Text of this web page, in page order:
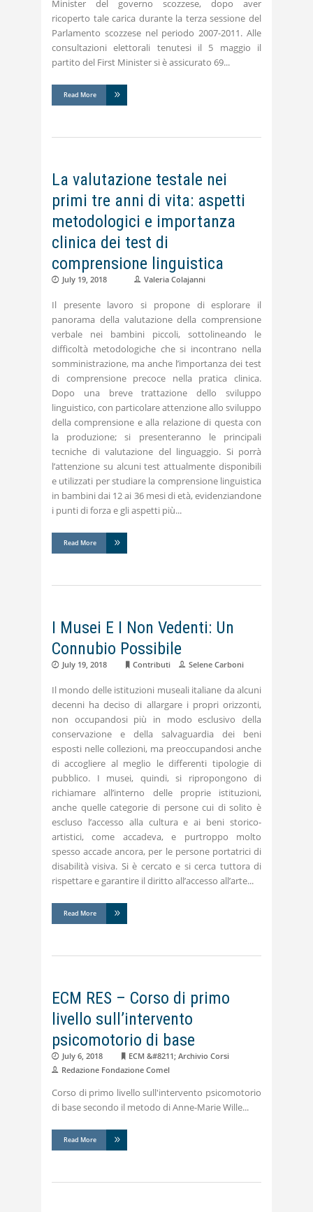
Minister del governo scozzese, dopo aver
ricoperto tale carica durante la terza sessione del
Parlamento scozzese nel periodo 2007-2011. Alle
consultazioni elettorali tenutesi il 5 maggio il
partito del First Minister si è assicurato 69
Read More
La valutazione testale nei
primi tre anni di vita: aspetti
metodologici e importanza
clinica dei test di
comprensione linguistica
July 19, 2018 Valeria Colajanni
Il presente lavoro si propone di esplorare il
panorama della valutazione della comprensione
verbale nei bambini piccoli, sottolineando le
difficoltà metodologiche che si incontrano nella
somministrazione, ma anche l’importanza dei test
di comprensione precoce nella pratica clinica.
Dopo una breve trattazione dello sviluppo
linguistico, con particolare attenzione allo sviluppo
della comprensione e alla relazione di questa con
la produzione; si presenteranno le principali
tecniche di valutazione del linguaggio. Si porrà
l’attenzione su alcuni test attualmente disponibili
e utilizzati per studiare la comprensione linguistica
in bambini dai 12 ai 36 mesi di età, evidenziandone
i punti di forza e gli aspetti più
Read More
I Musei E I Non Vedenti: Un
Connubio Possibile
July 19, 2018 Contributi Selene Carboni
Il mondo delle istituzioni museali italiane da alcuni
decenni ha deciso di allargare i propri orizzonti,
non occupandosi più in modo esclusivo della
conservazione e della salvaguardia dei beni
esposti nelle collezioni, ma preoccupandosi anche
di accogliere al meglio le differenti tipologie di
pubblico. I musei, quindi, si ripropongono di
richiamare all’interno delle proprie istituzioni,
anche quelle categorie di persone cui di solito è
escluso l’accesso alla cultura e ai beni storico-
artistici, come accadeva, e purtroppo molto
spesso accade ancora, per le persone portatrici di
disabilità visiva. Si è cercato e si cerca tuttora di
rispettare e garantire il diritto all’accesso all’arte
Read More
ECM RES – Corso di primo
livello sull’intervento
psicomotorio di base
July 6, 2018
ECM &#8211; Archivio Corsi
Redazione Fondazione Comel
Corso di primo livello sull'intervento psicomotorio
di base secondo il metodo di Anne-Marie Wille
Read More